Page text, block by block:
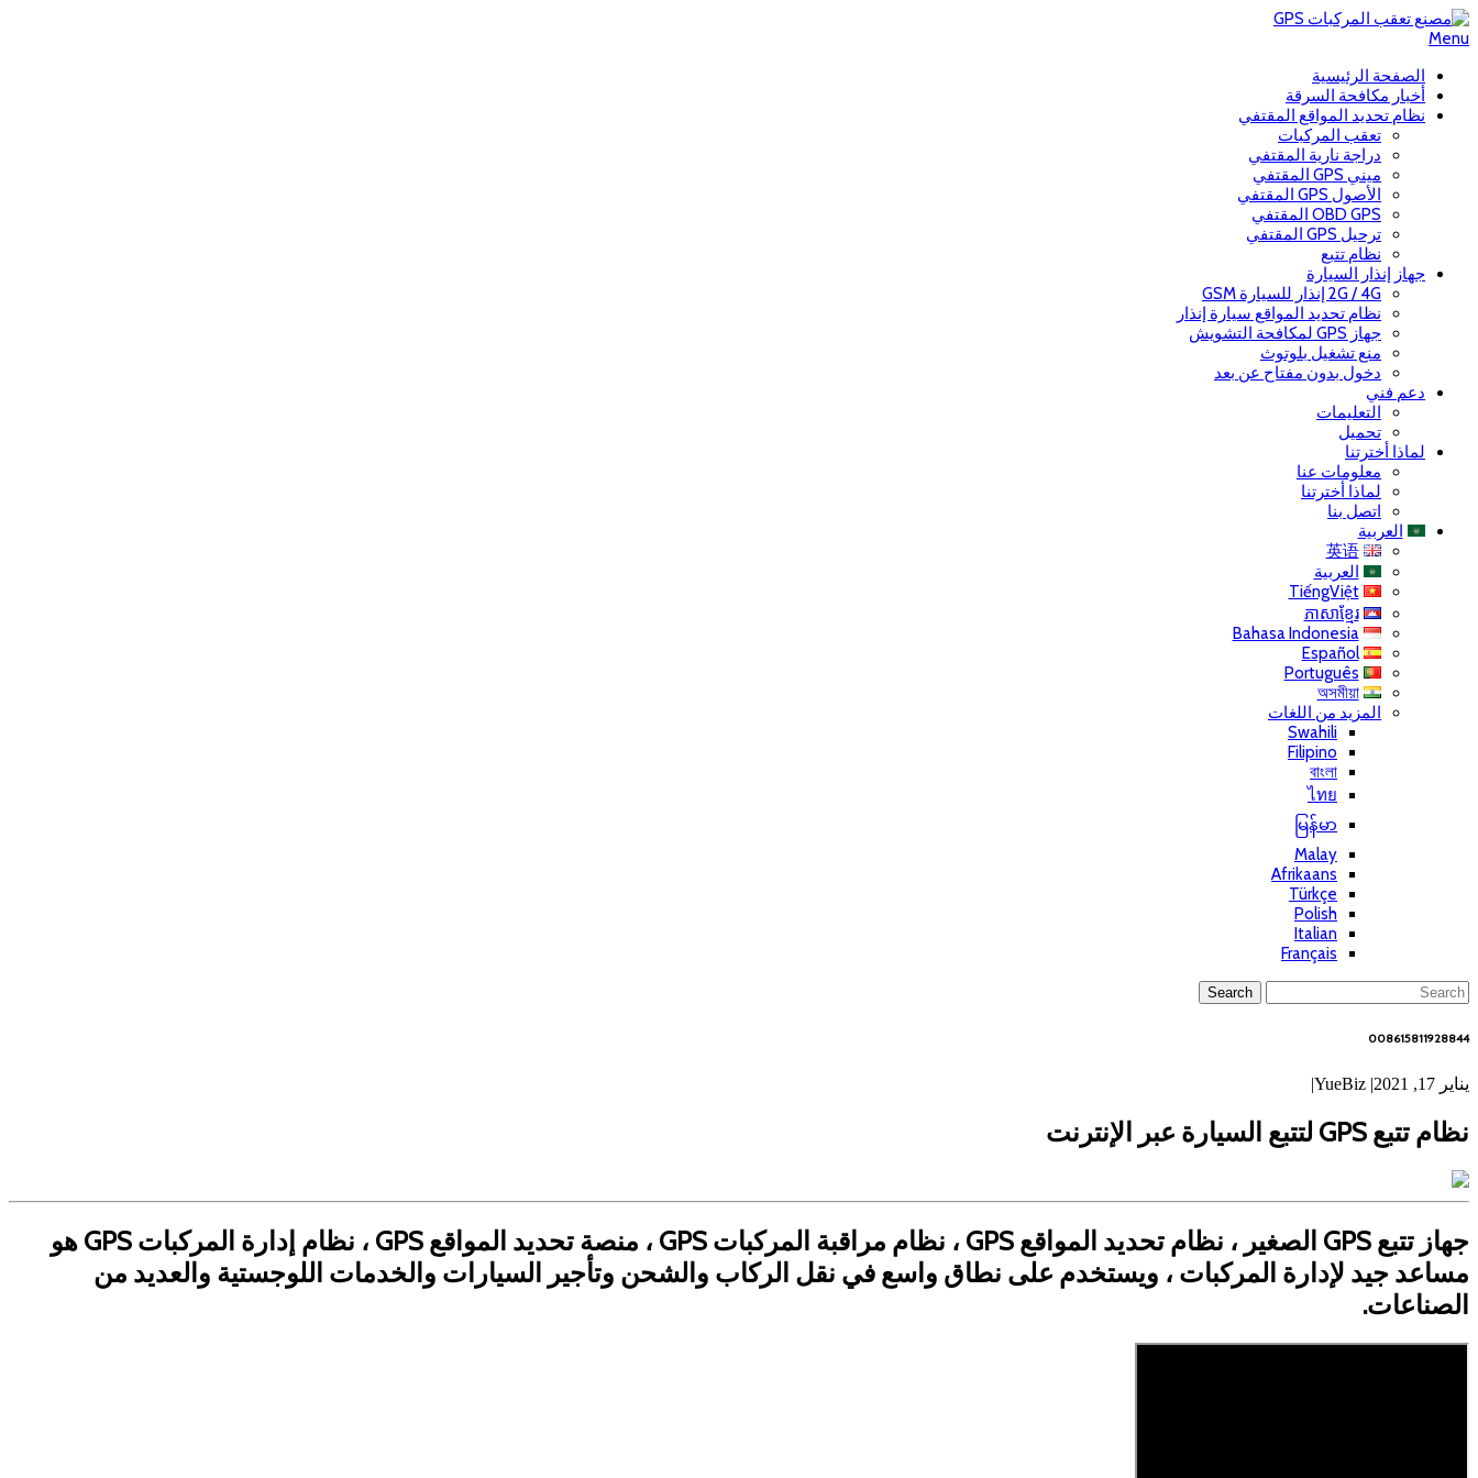
Menu
الصفحة الرئيسية
أخبار مكافحة السرقة
نظام تحديد المواقع المقتفي
تعقب المركبات
دراجة نارية المقتفي
ميني GPS المقتفي
الأصول GPS المقتفي
OBD GPS المقتفي
ترحيل GPS المقتفي
نظام تتبع
جهاز إنذار السيارة
2G / 4G إنذار للسيارة GSM
نظام تحديد المواقع سيارة إنذار
جهاز GPS لمكافحة التشويش
منع تشغيل بلوتوث
دخول بدون مفتاح عن بعد
دعم فني
التعليمات
تحميل
لماذا أخترتنا
معلومات عنا
لماذا أخترتنا
اتصل بنا
العربية
英语
العربية
TiếngViệt
ភាសាខ្មែរ
Bahasa Indonesia
Español
Português
অসমীয়া
المزيد من اللغات
Swahili
Filipino
বাংলা
ไทย
မြန်မာ
Malay
Afrikaans
Türkçe
Polish
Italian
Français
008615811928844
يناير 17, 2021 |
YueBiz
|
نظام تتبع GPS لتتبع السيارة عبر الإنترنت
جهاز تتبع GPS الصغير ، نظام تحديد المواقع GPS ، نظام مراقبة المركبات GPS ، منصة تحديد المواقع GPS ، نظام إدارة المركبات GPS هو
مساعد جيد لإدارة المركبات ، ويستخدم على نطاق واسع في نقل الركاب والشحن وتأجير السيارات والخدمات اللوجستية والعديد من
الصناعات.